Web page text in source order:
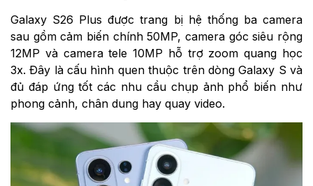
Galaxy S26 Plus được trang bị hệ thống ba camera
sau gồm cảm biến chính 50MP, camera góc siêu rộng
12MP và camera tele 10MP hỗ trợ zoom quang học
3x. Đây là cấu hình quen thuộc trên dòng Galaxy S và
đủ đáp ứng tốt các nhu cầu chụp ảnh phổ biến như
phong cảnh, chân dung hay quay video.